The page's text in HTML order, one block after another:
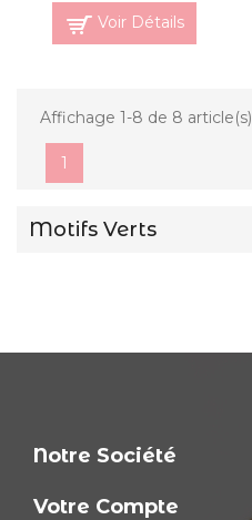
Voir Détails
Affichage 1-8 de 8 article(s)
1
Motifs Verts
Notre Société
Votre Compte